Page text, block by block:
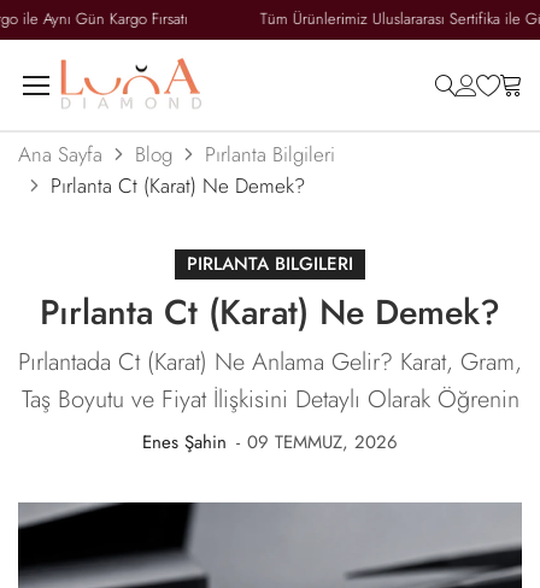
Gün Kargo Fırsatı Tüm Ürünlerimiz Uluslararası Sertifika ile
search
Ana Sayfa Blog
Pırlanta Bilgileri
Pırlanta Ct (Karat) Ne Demek?
PIRLANTA BILGILERI
Pırlanta Ct (Karat) Ne Demek?
Pırlantada Ct (Karat) Ne Anlama Gelir? Karat, Gram,
Taş Boyutu ve Fiyat İlişkisini Detaylı Olarak Öğrenin
Enes Şahin 09 TEMMUZ, 2026